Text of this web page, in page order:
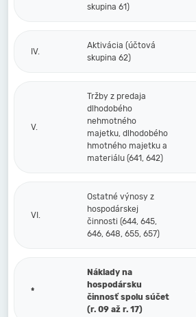
skupina 61)
IV.
Aktivácia (účtová
skupina 62)
V.
Tržby z predaja
dlhodobého
nehmotného
majetku, dlhodobého
hmotného majetku a
materiálu (641, 642)
VI.
Ostatné výnosy z
hospodárskej
činnosti (644, 645,
646, 648, 655, 657)
*
Náklady na
hospodársku
činnosť spolu súčet
(r. 09 až r. 17)